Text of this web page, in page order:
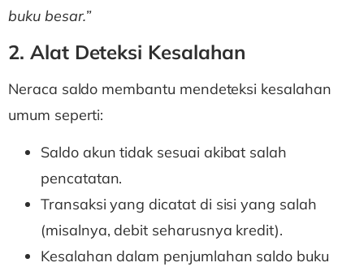
buku besar.”
2. Alat Deteksi Kesalahan
Neraca saldo membantu mendeteksi kesalahan
umum seperti:
Saldo akun tidak sesuai akibat salah
pencatatan.
Transaksi yang dicatat di sisi yang salah
(misalnya, debit seharusnya kredit).
Kesalahan dalam penjumlahan saldo buku